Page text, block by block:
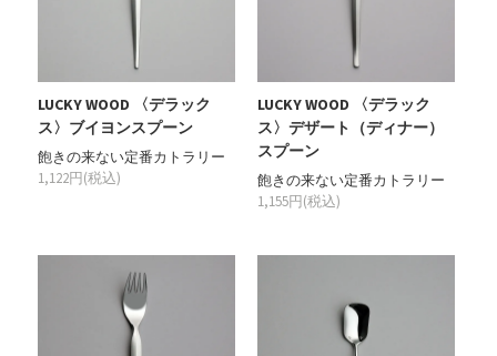
LUCKY WOOD 〈デラック
ス〉ブイヨンスプーン
飽きの来ない定番カトラリー
1,122円(税込)
LUCKY WOOD 〈デラック
ス〉デザート（ディナー）
スプーン
飽きの来ない定番カトラリー
1,155円(税込)